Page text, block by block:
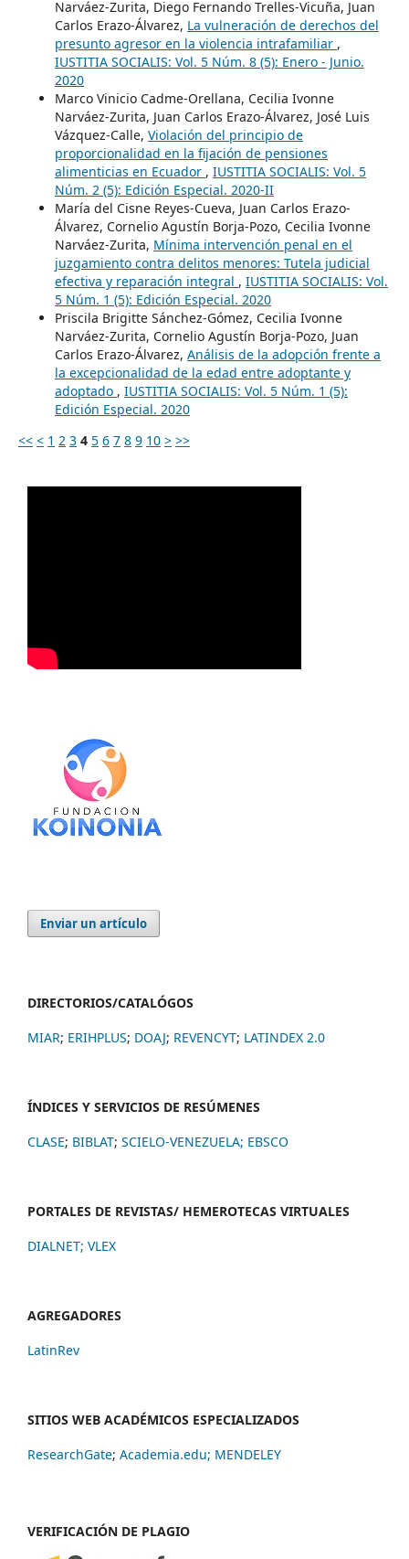
Narváez-Zurita, Diego Fernando Trelles-Vicuña, Juan
Carlos Erazo-Álvarez, La vulneración de derechos del
presunto agresor en la violencia intrafamiliar ,
IUSTITIA SOCIALIS: Vol. 5 Núm. 8 (5): Enero - Junio.
2020
Marco Vinicio Cadme-Orellana, Cecilia Ivonne
Narváez-Zurita, Juan Carlos Erazo-Álvarez, José Luis
Vázquez-Calle, Violación del principio de
proporcionalidad en la fijación de pensiones
alimenticias en Ecuador , IUSTITIA SOCIALIS: Vol. 5
Núm. 2 (5): Edición Especial. 2020-II
María del Cisne Reyes-Cueva, Juan Carlos Erazo-
Álvarez, Cornelio Agustín Borja-Pozo, Cecilia Ivonne
Narváez-Zurita, Mínima intervención penal en el
juzgamiento contra delitos menores: Tutela judicial
efectiva y reparación integral , IUSTITIA SOCIALIS: Vol.
5 Núm. 1 (5): Edición Especial. 2020
Priscila Brigitte Sánchez-Gómez, Cecilia Ivonne
Narváez-Zurita, Cornelio Agustín Borja-Pozo, Juan
Carlos Erazo-Álvarez, Análisis de la adopción frente a
la excepcionalidad de la edad entre adoptante y
adoptado , IUSTITIA SOCIALIS: Vol. 5 Núm. 1 (5):
Edición Especial. 2020
<< < 1 2 3 4 5 6 7 8 9 10 > >>
Enviar un artículo
DIRECTORIOS/CATALÓGOS
MIAR; ERIHPLUS; DOAJ; REVENCYT; LATINDEX 2.0
ÍNDICES Y SERVICIOS DE RESÚMENES
CLASE; BIBLAT; SCIELO-VENEZUELA; EBSCO
PORTALES DE REVISTAS/ HEMEROTECAS VIRTUALES
DIALNET; VLEX
AGREGADORES
LatinRev
SITIOS WEB ACADÉMICOS ESPECIALIZADOS
ResearchGate; Academia.edu; MENDELEY
VERIFICACIÓN DE PLAGIO